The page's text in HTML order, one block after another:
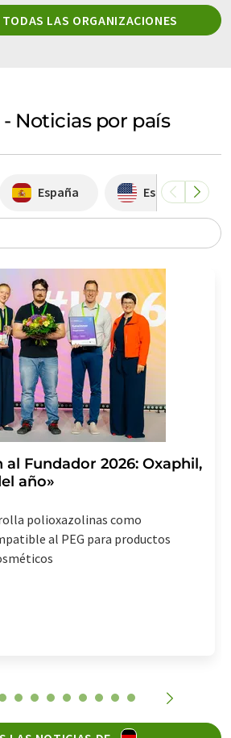
LAS ORGANIZACIONES
Noticias por país
España Estados Unidos
al Fundador 2026: Oxaphil,
año»
polioxazolinas como
al PEG para productos